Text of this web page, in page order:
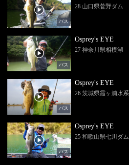
バス
28 山口県菅野ダム
バス
Osprey's EYE
27 神奈川県相模湖
バス
Osprey's EYE
26 茨城県霞ヶ浦水系
バス
Osprey's EYE
25 和歌山県七川ダム